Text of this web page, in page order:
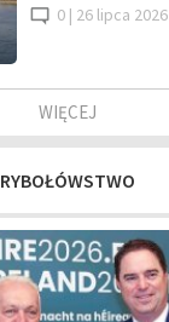
0 | 26 lipca 2026
WIĘCEJ
RYBOŁÓWSTWO